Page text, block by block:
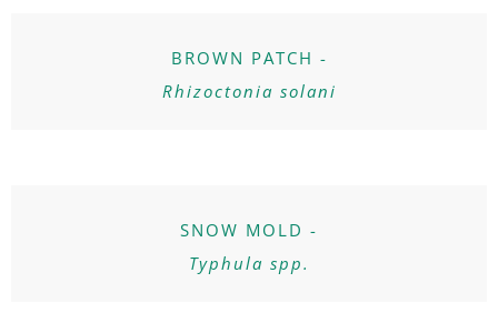
BROWN PATCH -
Rhizoctonia solani
SNOW MOLD -
Typhula spp.